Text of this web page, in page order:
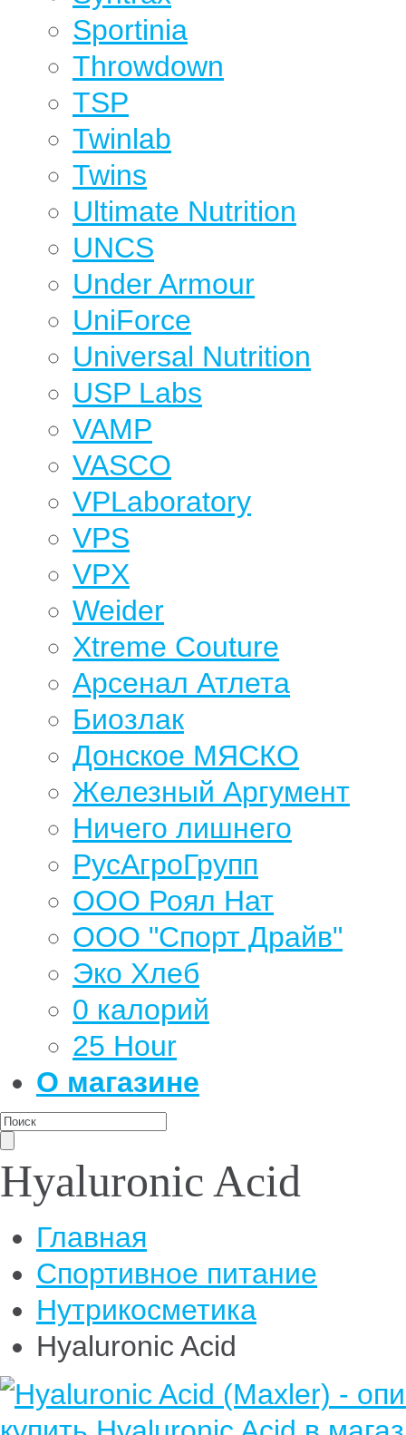
Sportinia
Throwdown
TSP
Twinlab
Twins
Ultimate Nutrition
UNCS
Under Armour
UniForce
Universal Nutrition
USP Labs
VAMP
VASCO
VPLaboratory
VPS
VPX
Weider
Xtreme Couture
Арсенал Атлета
Биозлак
Донское МЯСКО
Железный Аргумент
Ничего лишнего
РусАгроГрупп
ООО Роял Нат
ООО "Спорт Драйв"
Эко Хлеб
0 калорий
25 Hour
О магазине
Hyaluronic Acid
Главная
Спортивное питание
Нутрикосметика
Hyaluronic Acid